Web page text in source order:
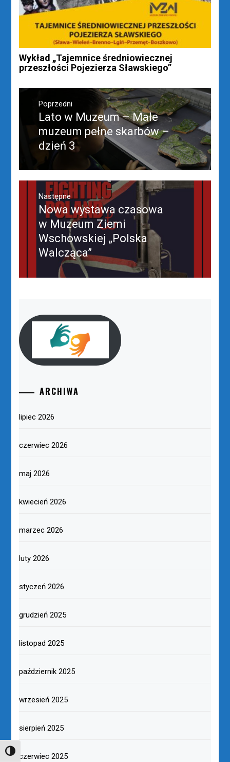
TOGGLE HIGH CONTRAST
Wykład „Tajemnice średniowiecznej
przeszłości Pojezierza Sławskiego”
Nawigacja
wpisuPoprzedni
Poprzedni
wpis:
Lato w Muzeum – Małe
muzeum pełne skarbów –
dzień 3
Następne
Następny
post:
Nowa wystawa czasowa
w Muzeum Ziemi
Wschowskiej „Polska
Walcząca”
ARCHIWA
lipiec 2026
czerwiec 2026
maj 2026
kwiecień 2026
marzec 2026
luty 2026
styczeń 2026
grudzień 2025
listopad 2025
październik 2025
wrzesień 2025
sierpień 2025
czerwiec 2025